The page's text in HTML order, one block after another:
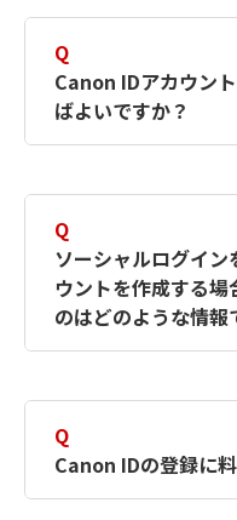
Q
Canon IDアカウン
ばよいですか？
す。詳しい作成
何ですか？
ださい。
Q
ソーシャルログイ
ウントを作成する場
のはどのような情報
択したサービス
簡単に作成でき
Canon IDの登録
Q
Canon IDの登録に